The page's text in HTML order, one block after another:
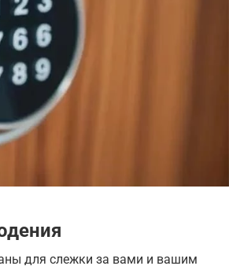
для слежки за вами и вашим